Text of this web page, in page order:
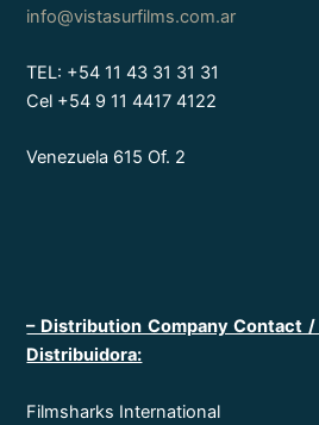
info@vistasurfilms.com.ar
TEL: +54 11 43 31 31 31
Cel +54 9 11 4417 4122
Venezuela 615 Of. 2
– Distribution Company Contact
Distribuidora:
Filmsharks International